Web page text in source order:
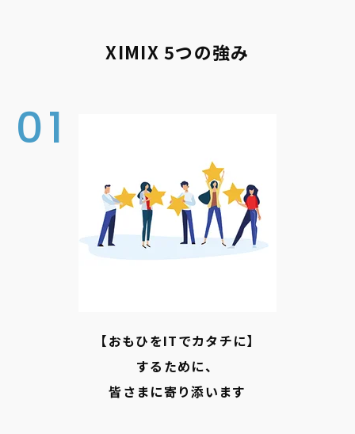
XIMIX 5つの強み
01
【おもひをITでカタチに】
するために、
皆さまに寄り添います